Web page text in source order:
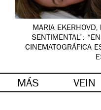
MARIA EKERHOVD,
SENTIMENTAL’:
CINEMATOGRÁFICA
MÁS VEIN